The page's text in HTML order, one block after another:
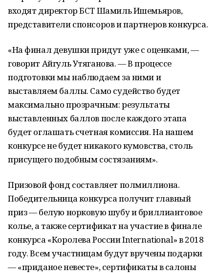
входят директор БСТ Шамиль Ишемьяров,
представители спонсоров и партнеров конкурса.
«На финал девушки придут уже с оценками, —
говорит Айгуль Утяганова. — В процессе
подготовки мы наблюдаем за ними и
выставляем баллы. Само судейство будет
максимально прозрачным: результаты
выставленных баллов после каждого этапа
будет оглашать счетная комиссия. На нашем
конкурсе не будет никакого кумовства, столь
присущего подобным состязаниям».
Призовой фонд составляет полмиллиона.
Победительница конкурса получит главный
приз — белую норковую шубу и бриллиантовое
колье, а также сертификат на участие в финале
конкурса «Королева России International» в 2018
году. Всем участницам будут вручены подарки
— «приданое невесте», сертификаты в салоны